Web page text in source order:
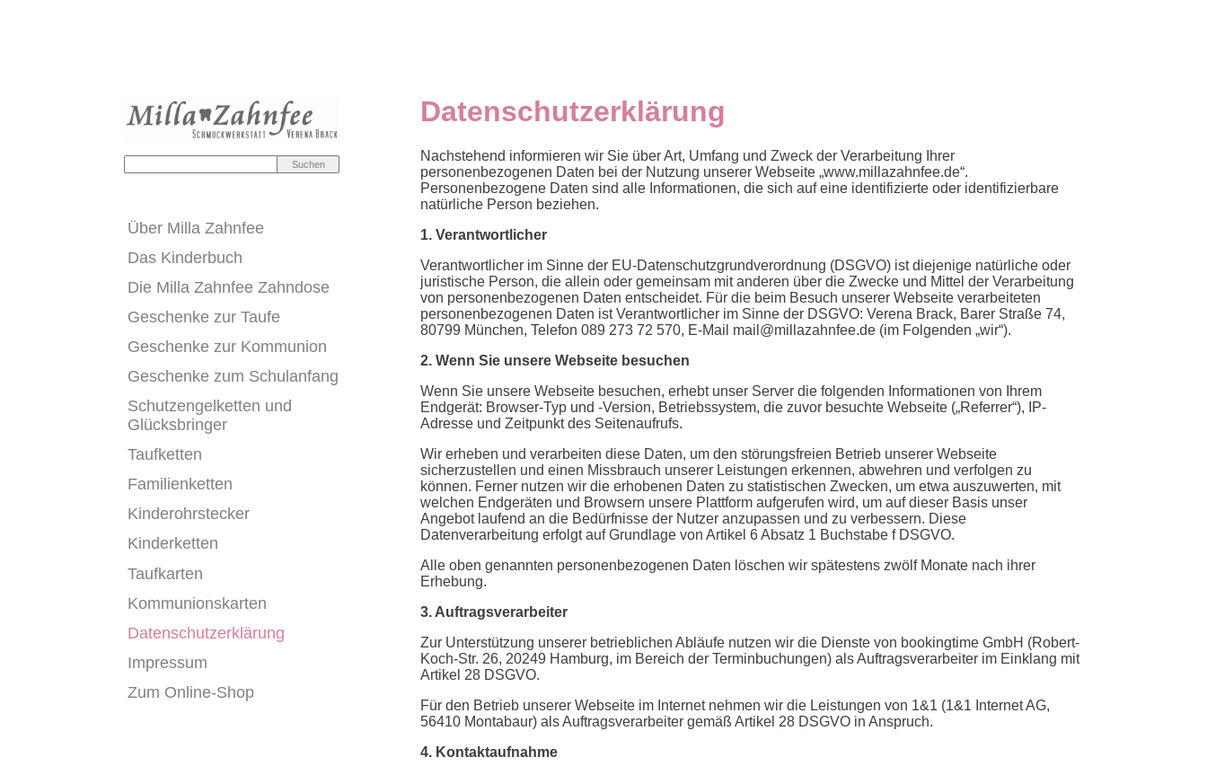
Über Milla Zahnfee
Das Kinderbuch
Die Milla Zahnfee Zahndose
Geschenke zur Taufe
Geschenke zur Kommunion
Geschenke zum Schulanfang
Schutzengelketten und
Glücksbringer
Taufketten
Familienketten
Kinderohrstecker
Kinderketten
Taufkarten
Kommunionskarten
Datenschutzerklärung
Impressum
Zum Online-Shop
Datenschutzerklärung
Nachstehend informieren wir Sie über Art, Umfang und Zweck der Verarbeitung Ihrer
personenbezogenen Daten bei der Nutzung unserer Webseite „www.millazahnfee.de“.
Personenbezogene Daten sind alle Informationen, die sich auf eine identifizierte oder identifizierbare
natürliche Person beziehen.
1. Verantwortlicher
Verantwortlicher im Sinne der EU-Datenschutzgrundverordnung (DSGVO) ist diejenige natürliche oder
juristische Person, die allein oder gemeinsam mit anderen über die Zwecke und Mittel der Verarbeitung
von personenbezogenen Daten entscheidet. Für die beim Besuch unserer Webseite verarbeiteten
personenbezogenen Daten ist Verantwortlicher im Sinne der DSGVO: Verena Brack, Barer Straße 74,
80799 München, Telefon 089 273 72 570, E-Mail mail@millazahnfee.de (im Folgenden „wir“).
2. Wenn Sie unsere Webseite besuchen
Wenn Sie unsere Webseite besuchen, erhebt unser Server die folgenden Informationen von Ihrem
Endgerät: Browser-Typ und -Version, Betriebssystem, die zuvor besuchte Webseite („Referrer“), IP-
Adresse und Zeitpunkt des Seitenaufrufs.
Wir erheben und verarbeiten diese Daten, um den störungsfreien Betrieb unserer Webseite
sicherzustellen und einen Missbrauch unserer Leistungen erkennen, abwehren und verfolgen zu
können. Ferner nutzen wir die erhobenen Daten zu statistischen Zwecken, um etwa auszuwerten, mit
welchen Endgeräten und Browsern unsere Plattform aufgerufen wird, um auf dieser Basis unser
Angebot laufend an die Bedürfnisse der Nutzer anzupassen und zu verbessern. Diese
Datenverarbeitung erfolgt auf Grundlage von Artikel 6 Absatz 1 Buchstabe f DSGVO.
Alle oben genannten personenbezogenen Daten löschen wir spätestens zwölf Monate nach ihrer
Erhebung.
3. Auftragsverarbeiter
Zur Unterstützung unserer betrieblichen Abläufe nutzen wir die Dienste von bookingtime GmbH (Robert-
Koch-Str. 26, 20249 Hamburg, im Bereich der Terminbuchungen) als Auftragsverarbeiter im Einklang mit
Artikel 28 DSGVO.
Für den Betrieb unserer Webseite im Internet nehmen wir die Leistungen von 1&1 (1&1 Internet AG,
56410 Montabaur) als Auftragsverarbeiter gemäß Artikel 28 DSGVO in Anspruch.
4. Kontaktaufnahme